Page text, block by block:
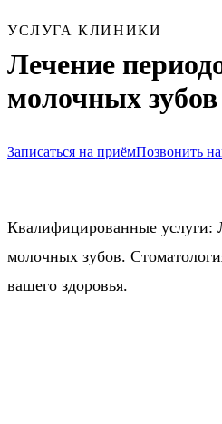
УСЛУГА КЛИНИКИ
Лечение
молочных зубов
Записаться на приёмПозвонить
Квалифицированные услуги:
молочных зубов.
вашего здоровья.